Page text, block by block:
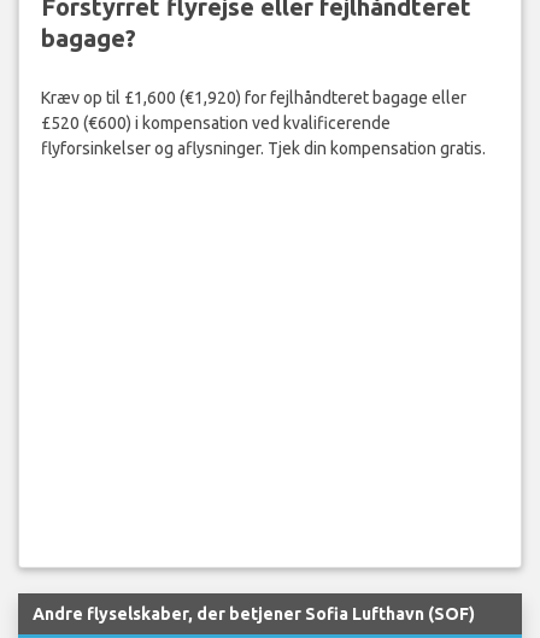
Forstyrret flyrejse eller fejlhåndteret
bagage?
Kræv op til £1,600 (€1,920) for fejlhåndteret bagage eller
£520 (€600) i kompensation ved kvalificerende
flyforsinkelser og aflysninger. Tjek din kompensation gratis.
Andre flyselskaber, der betjener Sofia Lufthavn (SOF)